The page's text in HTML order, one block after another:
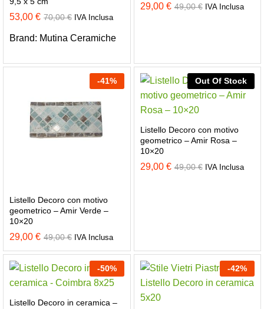
53,00 € 70,00€ IVA Inclusa
Brand: Mutina Ceramiche
29,00 € 49,00€ IVA Inclusa
-41%
Listello Decoro con motivo
geometrico – Amir Verde –
10×20
29,00 € 49,00€ IVA Inclusa
Out Of Stock
Listello Decoro con motivo
geometrico – Amir Rosa –
10×20
29,00 € 49,00€ IVA Inclusa
-50%
Listello Decoro in ceramica –
-42%